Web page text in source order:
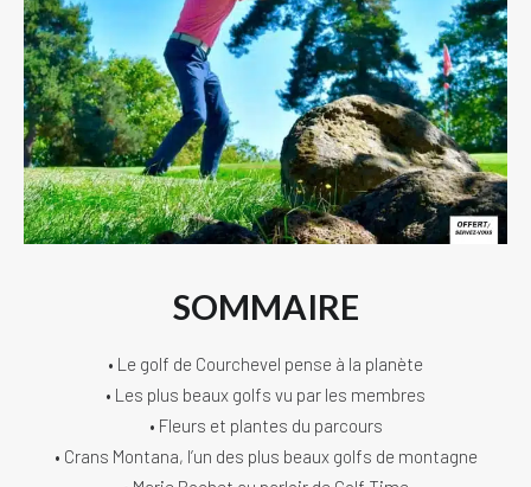
SOMMAIRE
• Le golf de Courchevel pense à la planète
• Les plus beaux golfs vu par les membres
• Fleurs et plantes du parcours
• Crans Montana, l’un des plus beaux golfs de montagne